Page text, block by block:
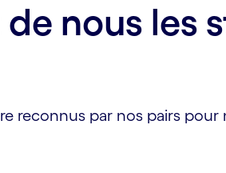
nous les
reconnus par nos pairs